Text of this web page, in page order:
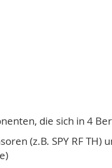
die sich in 4
(z.B. SPY RF TH)